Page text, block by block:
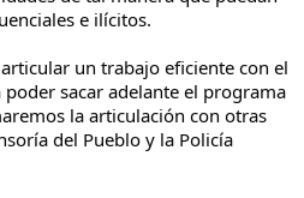
e ilícitos.
un trabajo eficiente con el
sacar adelante el programa
la articulación con otras
del Pueblo y la Policía